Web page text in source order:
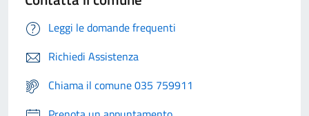
Leggi le domande frequenti
Richiedi Assistenza
Chiama il comune 035 759911